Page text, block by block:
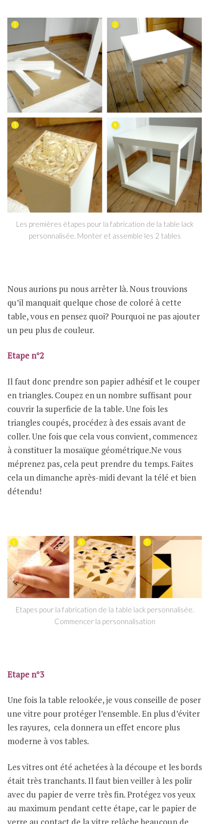
Les premières étapes pour la fabrication de la table lack
personnalisée. Monter et assemble les 2 tables
Nous aurions pu nous arrêter là. Nous trouvions
qu’il manquait quelque chose de coloré à cette
table, vous en pensez quoi? Pourquoi ne pas ajouter
un peu plus de couleur.
Etape n°2
Il faut donc prendre son papier adhésif et le couper
en triangles. Coupez en un nombre suffisant pour
couvrir la superficie de la table. Une fois les
triangles coupés, procédez à des essais avant de
coller. Une fois que cela vous convient, commencez
à constituer la mosaïque géométrique.Ne vous
méprenez pas, cela peut prendre du temps. Faites
cela un dimanche après-midi devant la télé et bien
détendu!
Etapes pour la fabrication de la table lack personnalisée.
Commencer la personnalisation
Etape n°3
Une fois la table relookée, je vous conseille de poser
une vitre pour protéger l’ensemble. En plus d’éviter
les rayures, cela donnera un effet encore plus
moderne à vos tables.
Les vitres ont été achetées à la découpe et les bords
était très tranchants. Il faut bien veiller à les polir
avec du papier de verre très fin. Protégez vos yeux
au maximum pendant cette étape, car le papier de